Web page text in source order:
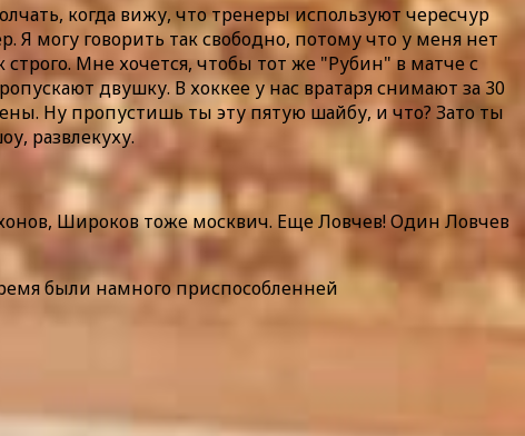
когда вижу, что тренеры используют чересчур
могу говорить так свободно, потому что у меня нет
строго. Мне хочется, чтобы тот же "Рубин" в матче с
двушку. В хоккее у нас вратаря снимают за 30
Ну пропустишь ты эту пятую шайбу, и что? Зато ты
развлекуху.
Широков тоже москвич. Еще Ловчев! Один Ловчев
были намного приспособленней